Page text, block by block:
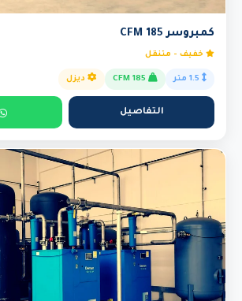
كمبروسر 185 CFM
خفيف - متنقل
ديزل
التفاصيل